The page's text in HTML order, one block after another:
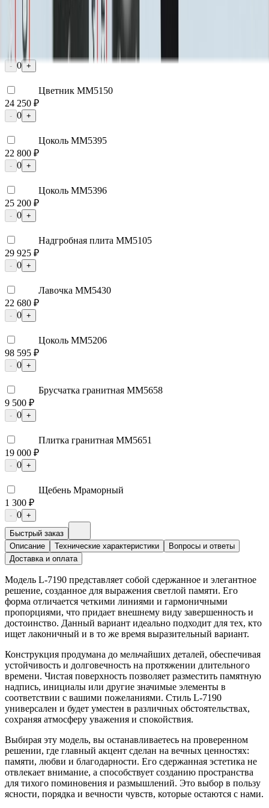
Столик ММ5420
20 160 ₽
- 0 +
Цветник ММ5150
24 250 ₽
- 0 +
Цоколь ММ5395
22 800 ₽
- 0 +
Цоколь ММ5396
25 200 ₽
- 0 +
Надгробная плита ММ5105
29 925 ₽
- 0 +
Лавочка ММ5430
22 680 ₽
- 0 +
Цоколь ММ5206
98 595 ₽
- 0 +
Брусчатка гранитная ММ5658
9 500 ₽
- 0 +
Плитка гранитная ММ5651
19 000 ₽
- 0 +
Щебень Мраморный
1 300 ₽
- 0 +
Быстрый заказ
Описание
Технические характеристики
Вопросы и ответы
Доставка и оплата
Модель L-7190 представляет собой сдержанное и элегантное
решение, созданное для выражения светлой памяти. Его
форма отличается четкими линиями и гармоничными
пропорциями, что придает внешнему виду завершенность и
достоинство. Данный вариант идеально подходит для тех, кто
ищет лаконичный и в то же время выразительный вариант.
Конструкция продумана до мельчайших деталей, обеспечивая
устойчивость и долговечность на протяжении длительного
времени. Чистая поверхность позволяет разместить памятную
надпись, инициалы или другие значимые элементы в
соответствии с вашими пожеланиями. Стиль L-7190
универсален и будет уместен в различных обстоятельствах,
сохраняя атмосферу уважения и спокойствия.
Выбирая эту модель, вы останавливаетесь на проверенном
решении, где главный акцент сделан на вечных ценностях:
памяти, любви и благодарности. Его сдержанная эстетика не
отвлекает внимание, а способствует созданию пространства
для тихого поминовения и размышлений. Это выбор в пользу
ясности, порядка и вечности чувств, которые остаются с нами.